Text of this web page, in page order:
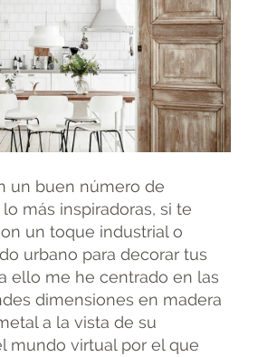
un buen número de
más inspiradoras, si te
un toque industrial o
urbano para decorar tus
ello me he centrado en las
dimensiones en madera
a la vista de su
mundo virtual por el que